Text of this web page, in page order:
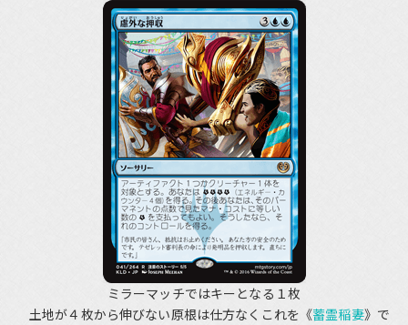
ミラーマッチではキーとなる１枚
土地が４枚から伸びない原根は仕方なくこれを《蓄霊稲妻》で